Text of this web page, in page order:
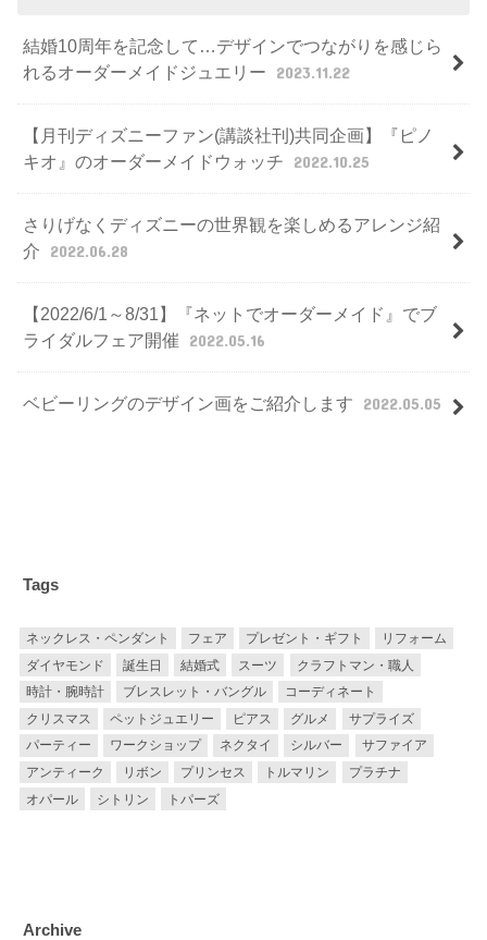
結婚10周年を記念して…デザインでつながりを感じら
れるオーダーメイドジュエリー
2023.11.22
【月刊ディズニーファン(講談社刊)共同企画】『ピノ
キオ』のオーダーメイドウォッチ
2022.10.25
さりげなくディズニーの世界観を楽しめるアレンジ紹
介
2022.06.28
【2022/6/1～8/31】『ネットでオーダーメイド』でブ
ライダルフェア開催
2022.05.16
ベビーリングのデザイン画をご紹介します 2022.05.05
Tags
ネックレス・ペンダント フェア プレゼント・ギフト
リフォーム
ダイヤモンド
誕生日 結婚式 スーツ
クラフトマン・職人
時計・腕時計
ブレスレット・バングル
コーディネート
クリスマス
ペットジュエリー ピアス グルメ
サプライズ
パーティー
ワークショップ ネクタイ シルバー
サファイア
アンティーク
リボン プリンセス トルマリン
プラチナ
オパール
シトリン トパーズ
Archive